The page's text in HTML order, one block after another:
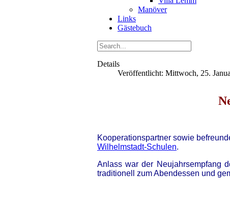
Manöver
Links
Gästebuch
Details
Veröffentlicht: Mittwoch, 25.
Kooperationspartner sowie
Wilhelmstadt-Schulen.
Anlass war der Neujahrsempfang
traditionell zum Abendessen und